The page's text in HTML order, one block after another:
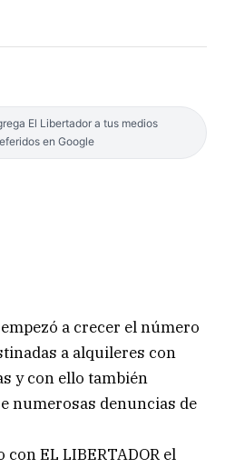
El Libertador a tus medios
en Google
a crecer el número
a alquileres con
y con ello también
numerosas denuncias de
EL LIBERTADOR el